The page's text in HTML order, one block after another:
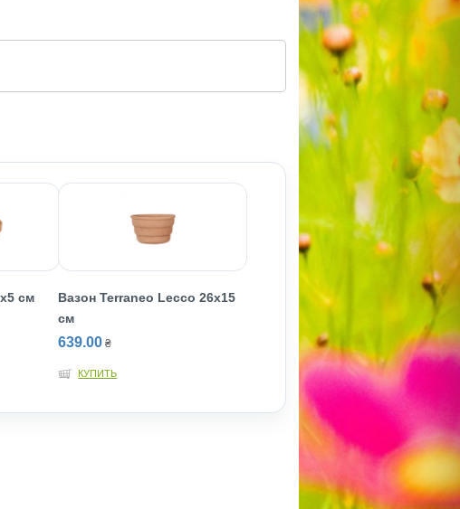
см
Вазон Terraneo Lecco 26x15
см
639.00 ₴
КУПИТЬ